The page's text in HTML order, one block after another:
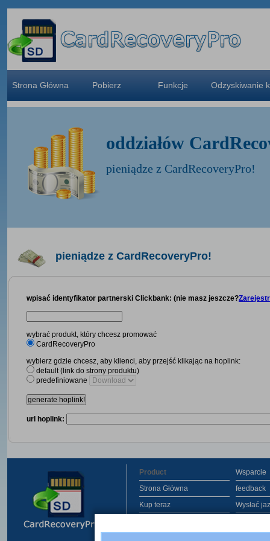
Strona Główna Pobierz Funkcje Odzyskiwanie
oddziałów
pieniądze z CardRecoveryPro!
pieniądze z CardRecoveryPro!
wpisać identyfikator partnerski Clickbank: (nie masz jeszcze?
wybrać produkt, który chcesz promować
CardRecoveryPro
wybierz gdzie chcesz, aby klienci, aby przejść klikając na hoplink:
default (link do strony produktu)
predefiniowane
generate hoplink!
url hoplink:
Product
Strona Główna
Kup teraz
Wsparcie
feedback
Wysłać